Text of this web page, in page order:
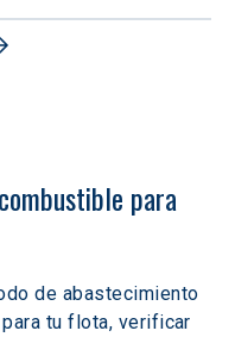
para
de abastecimiento
tu flota, verificar